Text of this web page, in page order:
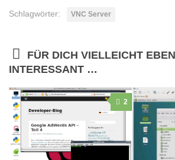
Schlagwörter: VNC Server
FÜR DICH VIELLEICHT
INTERESSANT …
2